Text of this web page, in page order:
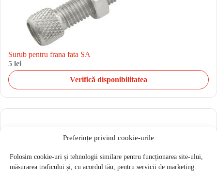
Preferințe privind cookie-urile
Folosim cookie-uri și tehnologii similare pentru funcționarea site-ului,
măsurarea traficului și, cu acordul tău, pentru servicii de marketing.
Surub pentru frana fata SA
5 lei
Verifică disponibilitatea